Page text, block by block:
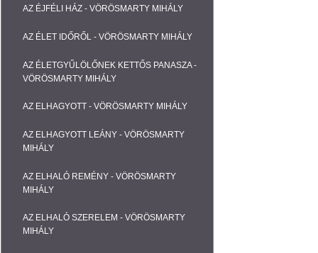
AZ ÉJFÉLI HÁZ - VÖRÖSMARTY MIHÁLY
AZ ÉLET IDŐRŐL - VÖRÖSMARTY MIHÁLY
AZ ÉLETGYŰLÖLŐNEK KETTŐS PANASZA -
VÖRÖSMARTY MIHÁLY
AZ ELHAGYOTT - VÖRÖSMARTY MIHÁLY
AZ ELHAGYOTT LEÁNY - VÖRÖSMARTY
MIHÁLY
AZ ELHALÓ REMÉNY - VÖRÖSMARTY
MIHÁLY
AZ ELHALÓ SZERELEM - VÖRÖSMARTY
MIHÁLY